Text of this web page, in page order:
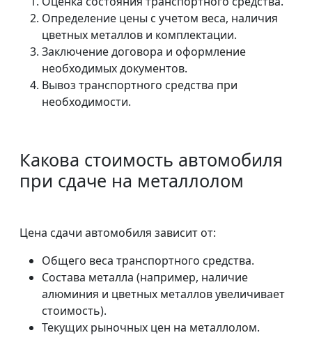
Определение цены с учетом веса, наличия
цветных металлов и комплектации.
Заключение договора и оформление
необходимых документов.
Вывоз транспортного средства при
необходимости.
Какова стоимость автомобиля
при сдаче на металлолом
Цена сдачи автомобиля зависит от:
Общего веса транспортного средства.
Состава металла (например, наличие
алюминия и цветных металлов увеличивает
стоимость).
Текущих рыночных цен на металлолом.